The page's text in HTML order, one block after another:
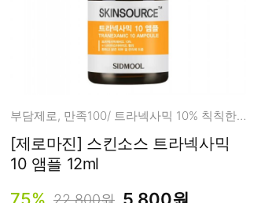
부담제로, 만족100/ 트라넥사믹 10% 칙칙한피부, 다크스팟, 에이지스팟
[제로마진] 스킨소스 트라넥사믹
10 앰플 12ml
22,800원